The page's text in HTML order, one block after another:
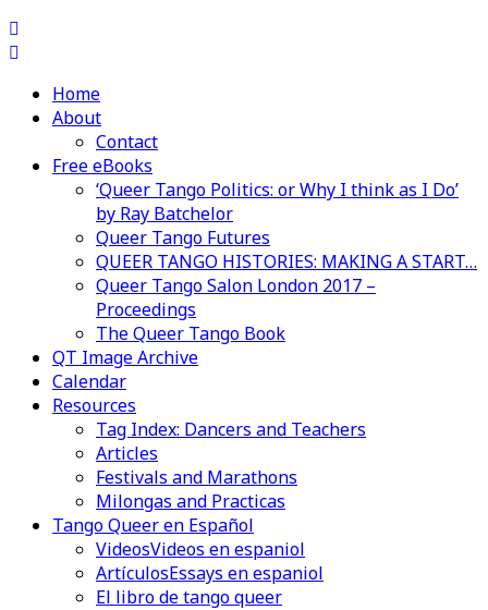
Home
About
Contact
Free eBooks
‘Queer Tango Politics: or Why I think as I Do’
by Ray Batchelor
Queer Tango Futures
QUEER TANGO HISTORIES: MAKING A START…
Queer Tango Salon London 2017 –
Proceedings
The Queer Tango Book
QT Image Archive
Calendar
Resources
Tag Index: Dancers and Teachers
Articles
Festivals and Marathons
Milongas and Practicas
Tango Queer en Español
VideosVideos en espaniol
ArtículosEssays en espaniol
El libro de tango queer